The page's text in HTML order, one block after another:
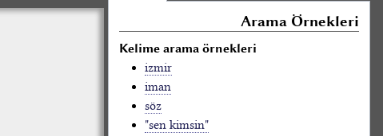
Arama Örnekleri
Kelime arama örnekleri
izmir
iman
söz
"sen kimsin"